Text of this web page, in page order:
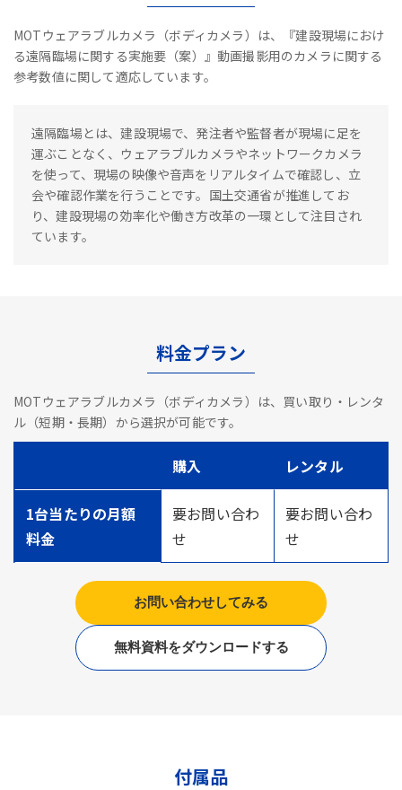
MOTウェアラブルカメラ（ボディカメラ）は、『建設現場におけ
る遠隔臨場に関する実施要（案）』動画撮影用のカメラに関する
参考数値に関して適応しています。
遠隔臨場とは、建設現場で、発注者や監督者が現場に足を
運ぶことなく、ウェアラブルカメラやネットワークカメラ
を使って、現場の映像や音声をリアルタイムで確認し、立
会や確認作業を行うことです。国土交通省が推進してお
り、建設現場の効率化や働き方改革の一環として注目され
ています。
料金プラン
MOTウェアラブルカメラ（ボディカメラ）は、買い取り・レンタ
ル（短期・長期）から選択が可能です。
購入 レンタル
1台当たりの月額
料金
要お問い合わ
せ
要お問い合わ
せ
お問い合わせしてみる
無料資料をダウンロードする
付属品